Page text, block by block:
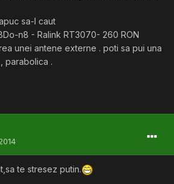
sa-l caut
n8 - Ralink RT3070- 260 RON
unei antene externe . poti sa pui una
parabolica .
te stresez putin.